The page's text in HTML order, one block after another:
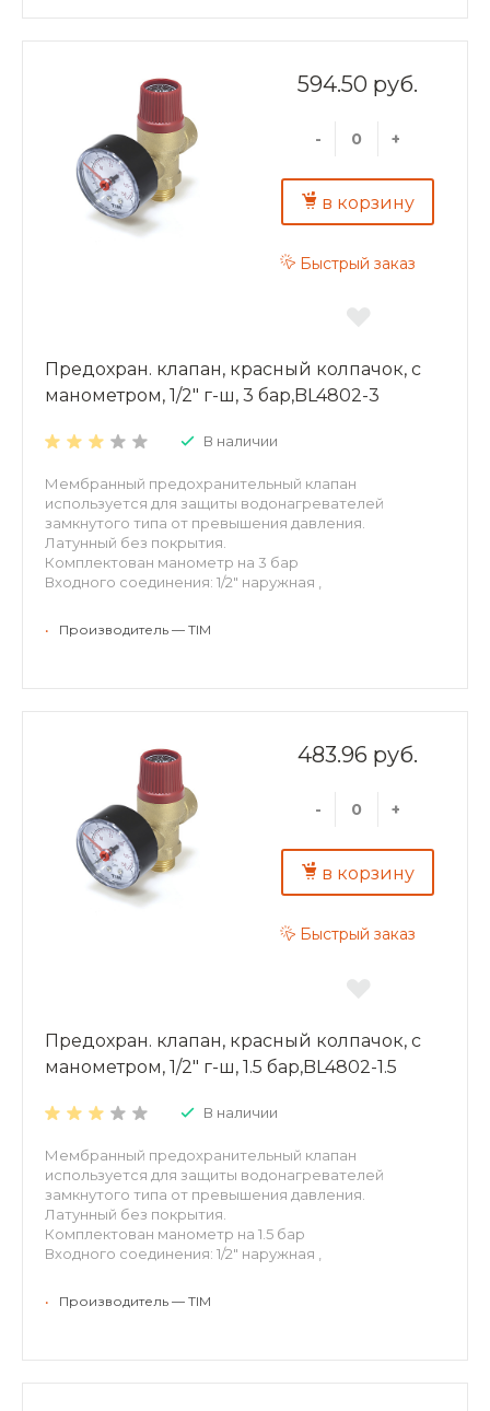
594.50 руб.
- +
в корзину
Быстрый заказ
Предохран. клапан, красный колпачок, с
манометром, 1/2" г-ш, 3 бар,BL4802-3
В наличии
Мембранный предохранительный клапан
используется для защиты водонагревателей
замкнутого типа от превышения давления.
Латунный без покрытия.
Комплектован манометр на 3 бар
Входного соединения: 1/2" наружная ,
Давление срабатывания: 3 бар
Цвет колпачки: красный
• Производитель — TIM
483.96 руб.
- +
в корзину
Быстрый заказ
Предохран. клапан, красный колпачок, с
манометром, 1/2" г-ш, 1.5 бар,BL4802-1.5
В наличии
Мембранный предохранительный клапан
используется для защиты водонагревателей
замкнутого типа от превышения давления.
Латунный без покрытия.
Комплектован манометр на 1.5 бар
Входного соединения: 1/2" наружная ,
Цвет колпачки: красный
• Производитель — TIM